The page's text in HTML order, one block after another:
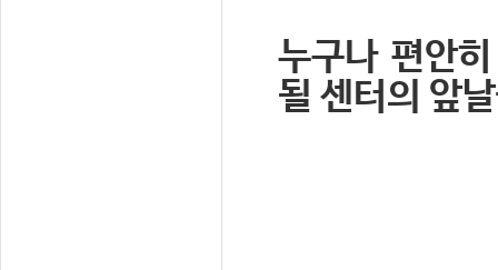
누구나 편안
될 센터의 앞